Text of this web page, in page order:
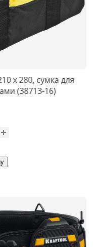
х 280, сумка для
(38713-16)